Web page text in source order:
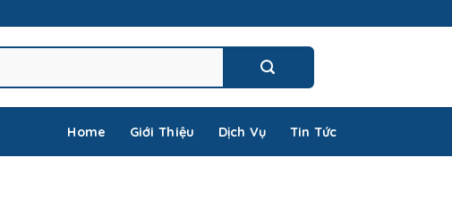
Home Giới Thiệu Dịch Vụ Tin Tức